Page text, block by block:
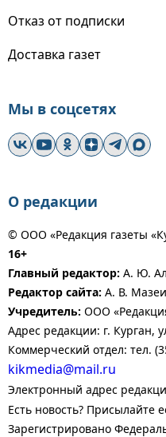
Отказ от подписки
Доставка газет
Мы в соцсетях
О редакции
© ООО «Редакция газеты
16+
Главный редактор: А. Ю.
Редактор сайта: А. В.
Учредитель: ООО
Адрес редакции: г. Курган,
Коммерческий отдел: тел.
kikmedia@mail.ru
Электронный адрес
Есть новость? Присылайте
Зарегистрировано